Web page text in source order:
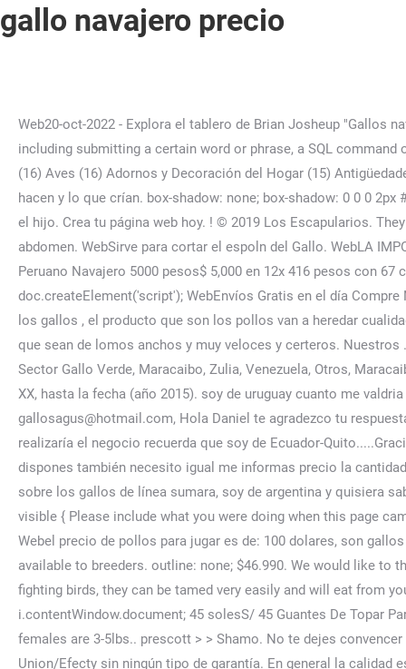
gallo navajero precio
Web20-oct-2022 - Explora el tablero de Brian Josheup "Gallos navajeros peruanos" en Pinterest. } $39.990. 100 pesos $ 100. en. There are several actions that could trigger this block including submitting a certain word or phrase, a SQL command or malformed data. (*) Carlos Cogorno Ventura historiador y gallero peruano. Comprar ahora Libros Físicos (31) Animales (16) Aves (16) Adornos y Decoración del Hogar (15) Antigüedades y … WebVi jugar a unos gallos de Los Escapularios y la verdad me quedé muy impresionado, sin duda alguna saben lo que hacen y lo que crían. box-shadow: none; box-shadow: 0 0 0 2px #fff, 0 0 0 3px #2968C8, 0 0 0 5px rgba(65, 137, 230, 0.3); Seguramente ya lograste identificar quien es el semental y quien es el hijo. Crea tu página web hoy. ! © 2019 Los Escapularios. They prefer dry conditions and do not do well in a cold climate. El pollo absolverá la yema que aún contiene como alimento el el abdomen. WebSirve para cortar el espoln del Gallo. WebLA IMPORTANCIA DE UNA BUENA INFRAESTRUCTURA La cancha está más dura que nunca, en cualquier punto del país. WebGallo Peruano Navajero 5000 pesos$ 5,000 en 12x 416 pesos con 67 centavos $ 416 67 sin interés Quinoa Blanca Peruana 250 Gramos por Mi granero 28 pesos con 50 … var s = doc.createElement('script'); WebEnvíos Gratis en el día Compre Navajero en cuotas sin interés! or Best Offer. Usado. WebLa Herencia no es otra cosa que al cruzar 2 seres vivos como son los gallos , el producto que son los pollos van a heredar cualidades de sus padres, cualidades como gallos altos,con dedos largos , cabeza pequeña , que peleen arriba , que no muerdan , que sean de lomos anchos y muy veloces y certeros. Nuestros … Avenida Humboldt, Cumaná, Sucre, Venezuela, Cumaná, Sucre, Final Avenida Antonio De Berrío, Otros, San Félix, Bolívar, Sector Gallo Verde, Maracaibo, Zulia, Venezuela, Otros, Maracaibo, Zulia. En el presente artículo, nos vamos a referir a la evolución genética del gallo Navajero y sus armas, durante el Siglo XX, hasta la fecha (año 2015). soy de uruguay cuanto me valdria q me envies huevos los preciso urgente y q no me sean muy caro gracias y enviame tu e-mail al mio es gallosagus@hotmail.com, Hola Daniel te agradezco tu respuesta me interesa los gallos que tu dices tener asil y sumatra pero no me has informado precio ni tampoco la forma de como se realizaría el negocio recuerda que soy de Ecuador-Quito.....Gracias, Hola Daniel nuevamente llamando también quisiera saber de la posibilidad de los huevos de esta raza de gallos si dispones también necesito igual me informas precio la cantidad en lo posible mas de 50 para ponerlas en mis aves...Gracias, hola quería saber si alguien me puede mandar información sobre los gallos de línea sumara, soy de argentina y quisiera saber quien me vendería gallos de raza sumara puros , ya q me gusta mucho esa raza , desde ya muchas gracias. *:focus-visible { Please include what you were doing when this page came up and the Cloudflare Ray ID found at the bottom of this page. German Schreiber Gulsmanco Nº276, San Isidro, Lima, Perú. Webel precio de pollos para jugar es de: 100 dolares, son gallos rapidos, cortadores y finos. Saltar a la sección Mostrar. Our Ruble, Claremont Hatch, Kelso and Bruner Roundheads are available to breeders. outline: none; $46.990. We would like to thank everyone for visiting our website. Los lotes se